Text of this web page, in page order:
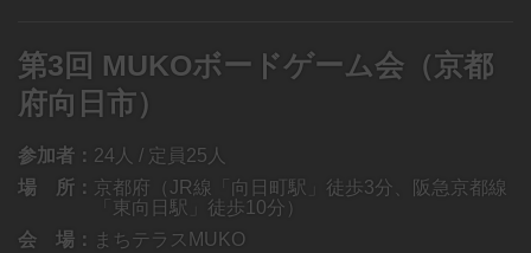
第3回 MUKOボードゲーム会（京都
府向日市）
参加者： 24人 / 定員25人
場 所： 京都府（JR線「向日町駅」徒歩3分、阪急京都線
「東向日駅」徒歩10分）
会 場：
まちテラスMUKO